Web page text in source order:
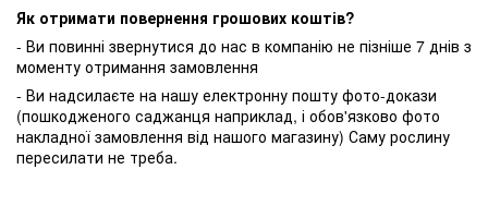
Як отримати повернення грошових коштів?
- Ви повинні звернутися до нас в компанію не пізніше 7 днів з
моменту отримання замовлення
- Ви надсилаєте на нашу електронну пошту фото-докази
(пошкодженого саджанця наприклад, і обов'язково фото
накладної замовлення від нашого магазину) Саму рослину
пересилати не треба.